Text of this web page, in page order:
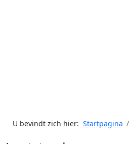
U bevindt zich hier: Startpagina